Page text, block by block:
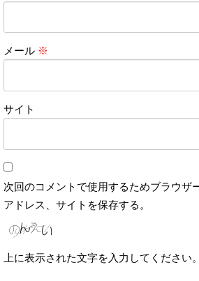
メール ※
サイト
次回のコメントで使用するためブラウザ
アドレス、サイトを保存する。
上に表示された文字を入力してください。